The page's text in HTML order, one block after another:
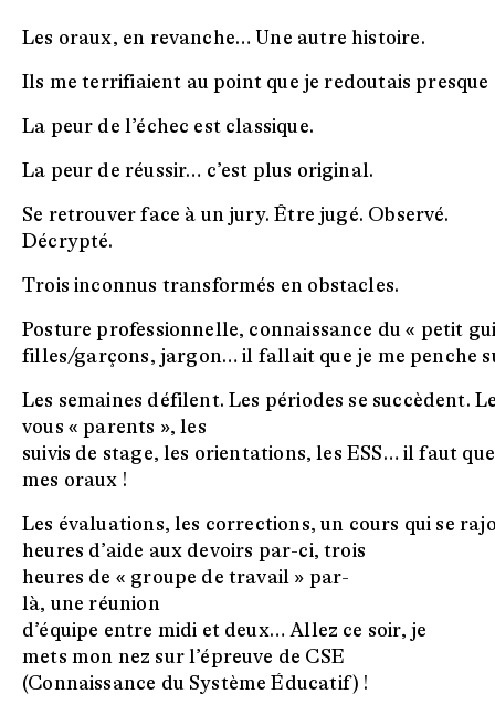
Les oraux, en revanche… Une autre histoire.
Ils me terrifiaient au point que je redoutais presque
La peur de l’échec est classique.
La peur de réussir… c’est plus original.
Se retrouver face à un jury. Être jugé. Observé.
Décrypté.
Trois inconnus transformés en obstacles.
Posture professionnelle, connaissance du « petit
filles/garçons, jargon… il fallait que je me penche
Les semaines défilent. Les périodes se succèdent.
vous « parents », les
suivis de stage, les orientations, les ESS… il faut
mes oraux !
Les évaluations, les corrections, un cours qui se
heures d’aide aux devoirs par-ci, trois
heures de « groupe de travail » par-
là, une réunion
d’équipe entre midi et deux… Allez ce soir, je
mets mon nez sur l’épreuve de CSE
(Connaissance du Système Éducatif) !